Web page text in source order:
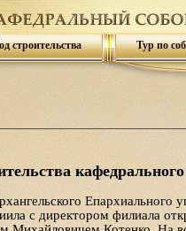
строительства Тур по
Епархиального
с директором филиала